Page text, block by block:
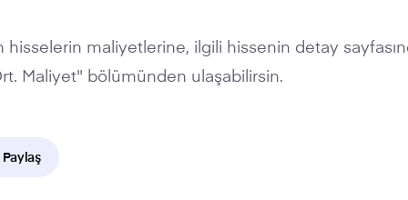
maliyetlerine, ilgili hissenin detay
Maliyet" bölümünden ulaşabilirsin.